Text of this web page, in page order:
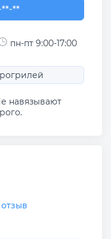
18
**-**
пн-пт 9:00-17:00
навязывают
отзыв